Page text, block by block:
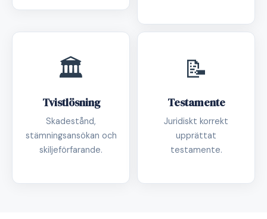
🏛️
Tvistlösning
Skadestånd,
stämningsansökan och
skiljeförfarande.
📝
Testamente
Juridiskt korrekt
upprättat
testamente.